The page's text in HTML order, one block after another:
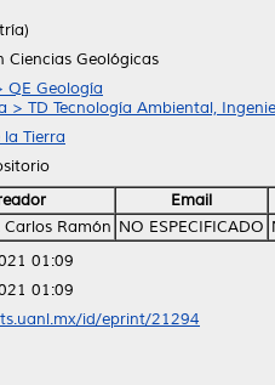
Ciencias Geológicas
QE Geología
> TD Tecnología Ambiental,
la Tierra
Email
Carlos Ramón NO ESPECIFICADO
01:09
01:09
id/eprint/21294